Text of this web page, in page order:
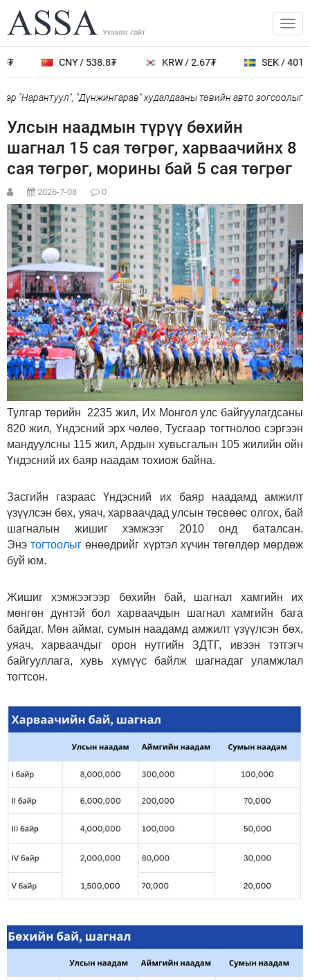
CNY / 538.8₮ KRW / 2.67₮ SEK / 401.7₮
"Нарантуул", "Дүнжингарав" худалдааны төвийн авто зогсоолыг
Улсын наадмын түрүү бөхийн
шагнал 15 сая төгрөг, харваачийнх 8
сая төгрөг, морины бай 5 сая төгрөг
2026-7-08 0
Тулгар төрийн 2235 жил, Их Монгол улс байгуулагдсаны
820 жил, Үндэсний эрх чөлөө, Тусгаар тогтнолоо сэргээн
мандуулсны 115 жил, Ардын хувьсгалын 105 жилийн ойн
Үндэсний их баяр наадам тохиож байна.
Засгийн газраас Үндэсний их баяр наадамд амжилт
үзүүлсэн бөх, уяач, харваачдад улсын төсвөөс олгох, бай
шагналын жишиг хэмжээг 2010 онд баталсан.
Энэтогтоолыгөнөөдрийг хүртэл хүчин төгөлдөр мөрдөж
буй юм.
Жишиг хэмжээгээр бөхийн бай, шагнал хамгийн их
мөнгөн дүнтэй бол харваачдын шагнал хамгийн бага
байдаг. Мөн аймаг, сумын наадамд амжилт үзүүлсэн бөх,
уяач, харваачдыг орон нутгийн ЗДТГ, ивээн тэтгэгч
байгууллага, хувь хүмүүс байлж шагнадаг уламжлал
тогтсон.